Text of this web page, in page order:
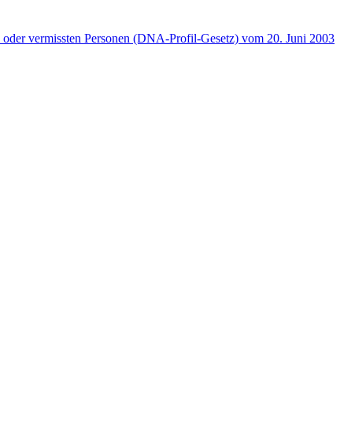
vermissten Personen (DNA-Profil-Gesetz) vom 20. Juni 2003